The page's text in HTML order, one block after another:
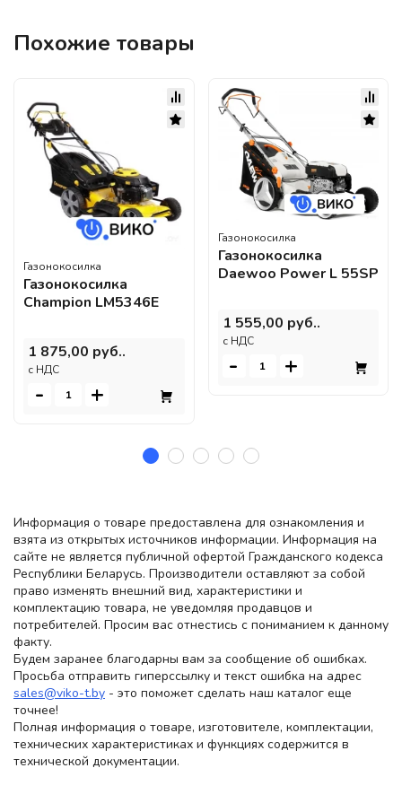
Похожие товары
Газонокосилка
Газонокосилка
Champion LM5346E
1 875,00 руб..
c НДС
- +
Газонокосилка
Газонокосилка
Daewoo Power L 55SP
1 555,00 руб..
c НДС
- +
Информация о товаре предоставлена для ознакомления и
взята из открытых источников информации. Информация на
сайте не является публичной офертой Гражданского кодекса
Республики Беларусь. Производители оставляют за собой
право изменять внешний вид, характеристики и
комплектацию товара, не уведомляя продавцов и
потребителей. Просим вас отнестись с пониманием к данному
факту.
Будем заранее благодарны вам за сообщение об ошибках.
Просьба отправить гиперссылку и текст ошибка на адрес
sales@viko-t.by - это поможет сделать наш каталог еще
точнее!
Полная информация о товаре, изготовителе, комплектации,
технических характеристиках и функциях содержится в
технической документации.